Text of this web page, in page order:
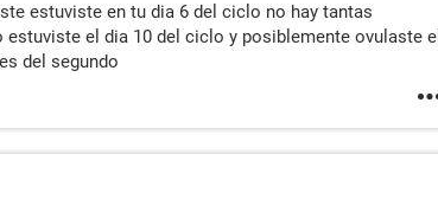
estuviste en tu dia 6 del ciclo no hay tantas
el dia 10 del ciclo y posiblemente ovulaste el
del segundo